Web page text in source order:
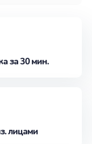
за 30 мин.
лицами